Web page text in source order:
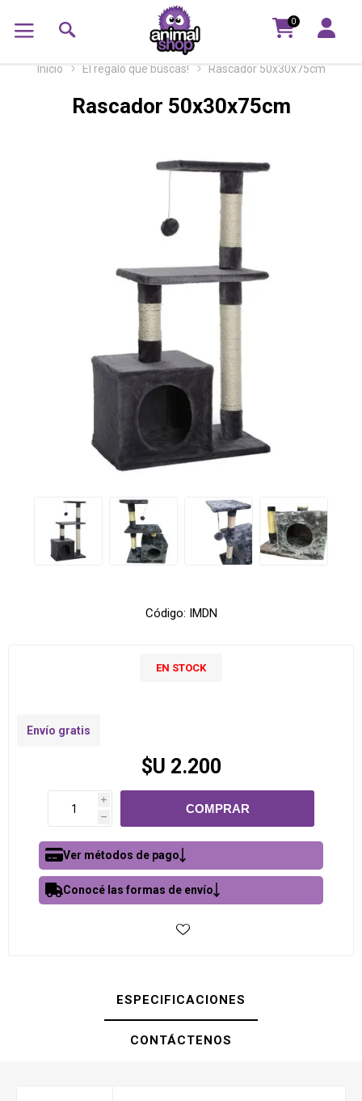
0
Inicio El regalo que buscás! Rascador 50x30x75cm
Rascador 50x30x75cm
Código: IMDN
EN STOCK
Envío gratis
$U 2.200
i
h
Ver métodos de pago
Conocé las formas de envío
ESPECIFICACIONES
CONTÁCTENOS